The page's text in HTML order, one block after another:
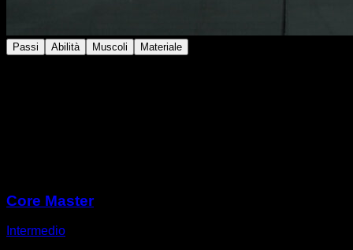
Passi Abilità Muscoli Materiale
Core Master
Intermedio